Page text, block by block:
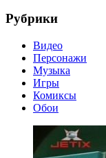
Рубрики
Видео
Персонажи
Музыка
Игры
Комиксы
Обои